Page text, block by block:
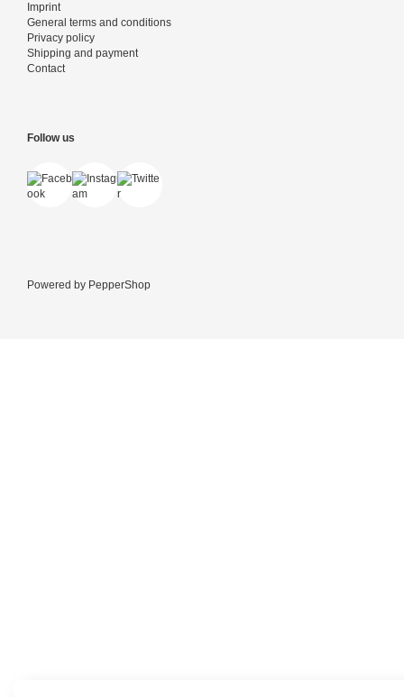
Imprint
General terms and conditions
Privacy policy
Shipping and payment
Contact
Follow us
Powered by PepperShop